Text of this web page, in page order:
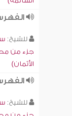
للشيخ:
جزء من
الأثمان)
للشيخ: